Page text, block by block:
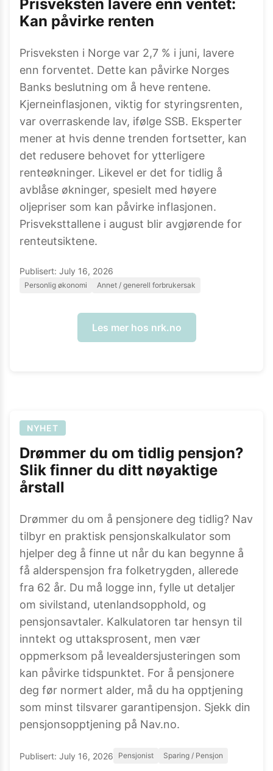
Prisveksten lavere enn ventet:
Kan påvirke renten
Prisveksten i Norge var 2,7 % i juni, lavere
enn forventet. Dette kan påvirke Norges
Banks beslutning om å heve rentene.
Kjerneinflasjonen, viktig for styringsrenten,
var overraskende lav, ifølge SSB. Eksperter
mener at hvis denne trenden fortsetter, kan
det redusere behovet for ytterligere
renteøkninger. Likevel er det for tidlig å
avblåse økninger, spesielt med høyere
oljepriser som kan påvirke inflasjonen.
Prisveksttallene i august blir avgjørende for
renteutsiktene.
Publisert: July 16, 2026
Personlig økonomi Annet / generell forbrukersak
Les mer hos nrk.no
NYHET
Drømmer du om tidlig pensjon?
Slik finner du ditt nøyaktige
årstall
Drømmer du om å pensjonere deg tidlig? Nav
tilbyr en praktisk pensjonskalkulator som
hjelper deg å finne ut når du kan begynne å
få alderspensjon fra folketrygden, allerede
fra 62 år. Du må logge inn, fylle ut detaljer
om sivilstand, utenlandsopphold, og
pensjonsavtaler. Kalkulatoren tar hensyn til
inntekt og uttaksprosent, men vær
oppmerksom på levealdersjusteringen som
kan påvirke tidspunktet. For å pensjonere
deg før normert alder, må du ha opptjening
som minst tilsvarer garantipensjon. Sjekk din
pensjonsopptjening på Nav.no.
Publisert: July 16, 2026 Pensjonist Sparing / Pensjon